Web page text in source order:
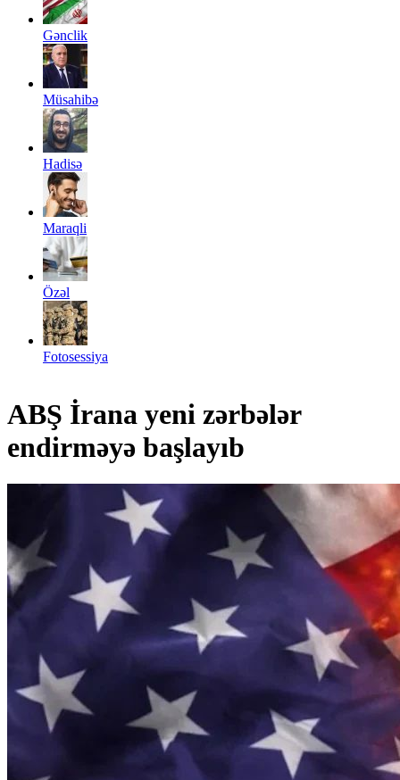
Gənclik
Müsahibə
Hadisə
Maraqli
Özəl
Fotosessiya
ABŞ İrana yeni zərbələr
endirməyə başlayıb